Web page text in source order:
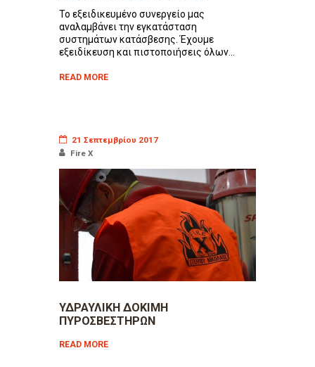
Το εξειδικευμένο συνεργείο μας
αναλαμβάνει την εγκατάσταση
συστημάτων κατάσβεσης. Έχουμε
εξειδίκευση και πιστοποιήσεις όλων...
READ MORE
21 Σεπτεμβρίου 2017
Fire X
ΥΔΡΑΥΛΙΚΗ ΔΟΚΙΜΗ
ΠΥΡΟΣΒΕΣΤΗΡΩΝ
READ MORE